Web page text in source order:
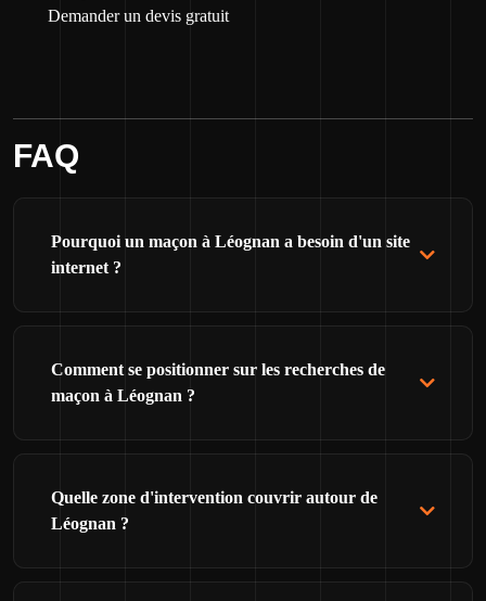
Demander un devis gratuit
FAQ
Pourquoi un maçon à Léognan a besoin d'un site
internet ?
Comment se positionner sur les recherches de
maçon à Léognan ?
Quelle zone d'intervention couvrir autour de
Léognan ?